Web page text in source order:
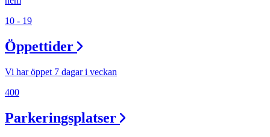
10 - 19
Öppettider
Vi har öppet 7 dagar i veckan
400
Parkeringsplatser